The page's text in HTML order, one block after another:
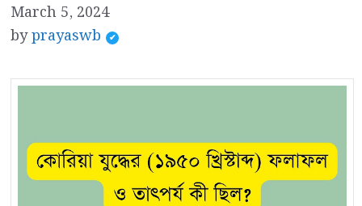
March 5, 2024
byprayaswb